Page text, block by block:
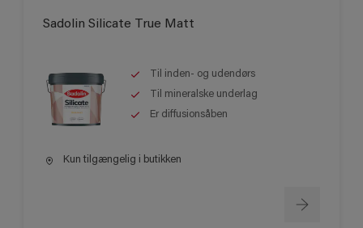
Sadolin Silicate True Matt
Til inden- og udendørs
Til mineralske underlag
Er diffusionsåben
Kun tilgængelig i butikken